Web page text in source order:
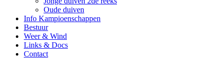
Oude duiven
Info Kampioenschappen
Bestuur
Weer & Wind
Links & Docs
Contact